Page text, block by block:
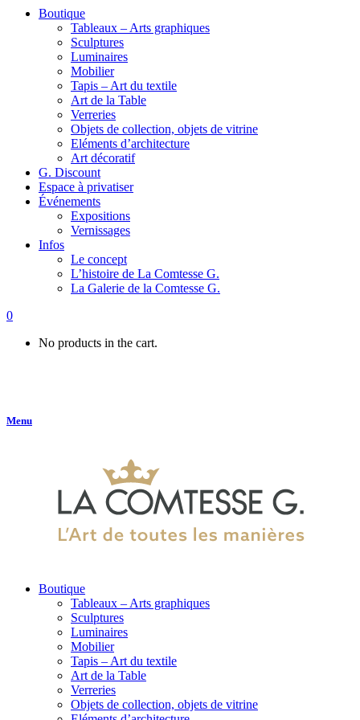
Boutique
Tableaux – Arts graphiques
Sculptures
Luminaires
Mobilier
Tapis – Art du textile
Art de la Table
Verreries
Objets de collection, objets de vitrine
Eléments d’architecture
Art décoratif
G. Discount
Espace à privatiser
Événements
Expositions
Vernissages
Infos
Le concept
L’histoire de La Comtesse G.
La Galerie de la Comtesse G.
0
No products in the cart.
Menu
Boutique
Tableaux – Arts graphiques
Sculptures
Luminaires
Mobilier
Tapis – Art du textile
Art de la Table
Verreries
Objets de collection, objets de vitrine